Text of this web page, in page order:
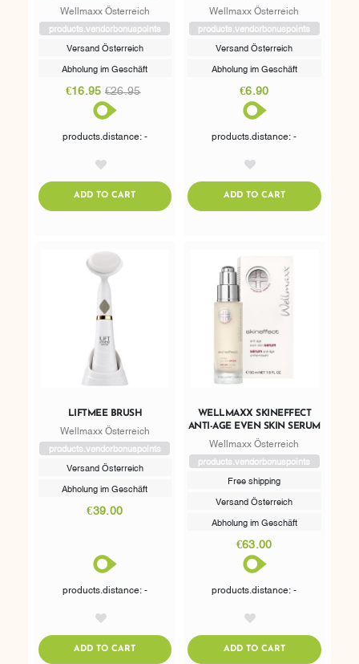
15 MINERAL LOTION
Wellmaxx Österreich
products.vendorbonuspoints
Versand Österreich
Abholung im Geschäft
€16.95 €26.95
products.distance: -
ADD TO CARTADDTOCART
Wellmaxx Österreich
products.vendorbonuspoints
Versand Österreich
Abholung im Geschäft
€6.90
products.distance: -
ADD TO CARTADDTOCART
LIFTMEE BRUSH
Wellmaxx Österreich
products.vendorbonuspoints
Versand Österreich
Abholung im Geschäft
€39.00
products.distance: -
ADD TO CARTADDTOCART
WELLMAXX SKINEFFECT
ANTI-AGE EVEN SKIN SERUM
Wellmaxx Österreich
products.vendorbonuspoints
Free shipping
Versand Österreich
Abholung im Geschäft
€63.00
products.distance: -
ADD TO CARTADDTOCART